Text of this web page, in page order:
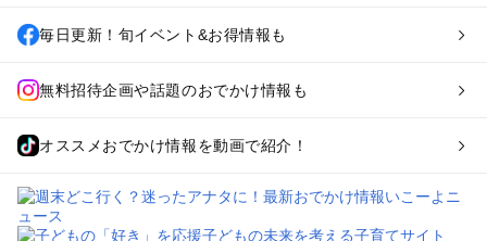
毎日更新！旬イベント&お得情報も
無料招待企画や話題のおでかけ情報も
オススメおでかけ情報を動画で紹介！